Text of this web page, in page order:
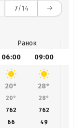
7/14
Ранок
06:00 09:00
20° 28°
20° 28°
762 762
66
49